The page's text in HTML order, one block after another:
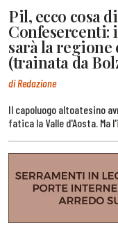
Pil, ecco cosa
Confesercenti:
sarà la regione
(trainata da
di Redazione
Il capoluogo altoatesino
fatica la Valle d'Aosta. Ma